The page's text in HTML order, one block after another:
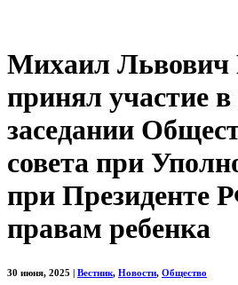
Михаил Львович
принял участие
заседании
совета при
при Президенте
правам ребенка
30 июня, 2025 Вестник, Новости, Общество